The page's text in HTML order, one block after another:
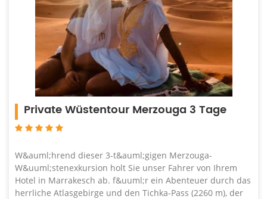
Private Wüstentour Merzouga 3 Tage
W&auml;hrend dieser 3-t&auml;gigen Merzouga-
W&uuml;stenexkursion holt Sie unser Fahrer von Ihrem
Hotel in Marrakesch ab. f&uuml;r ein Abenteuer durch das
herrliche Atlasgebirge und den Tichka-Pass (2260 m), der